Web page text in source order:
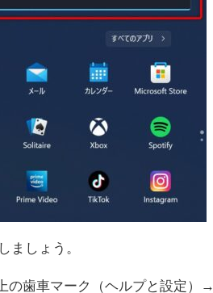
ましょう。
の歯車マーク（ヘルプと設定）→